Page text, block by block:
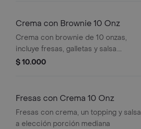
Crema con Brownie 10 Onz
Crema con brownie de 10 onzas,
incluye fresas, galletas y salsa.
Porción mediana.
$ 10.000
Fresas con Crema 10 Onz
Fresas con crema, un topping y salsa
a elección porción mediana